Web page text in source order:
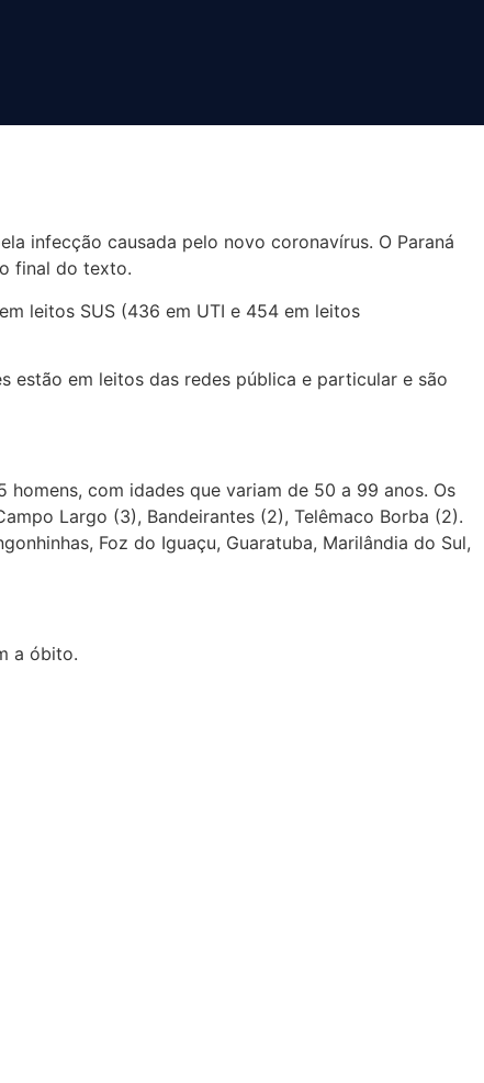
infecção causada pelo novo coronavírus. O Paraná
final do texto.
leitos SUS (436 em UTI e 454 em leitos
estão em leitos das redes pública e particular e são
com idades que variam de 50 a 99 anos. Os
Largo (3), Bandeirantes (2), Telêmaco Borba (2).
Foz do Iguaçu, Guaratuba, Marilândia do Sul,
a óbito.